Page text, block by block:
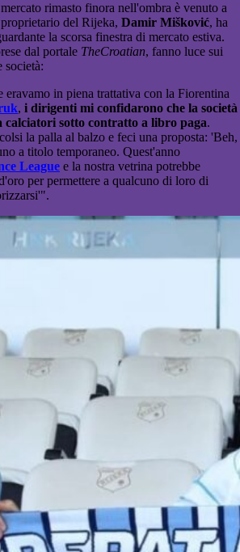
rimasto finora nell'ombra è venuto a
del Rijeka, Damir Mišković, ha
la scorsa finestra di mercato estiva.
dal portale TheCroatian, fanno luce sui
società:
eravamo in piena trattativa con la Fiorentina
, i dirigenti mi confidarono che la società
calciatori sotto contratto a libro paga.
la palla al balzo e feci una proposta: 'Beh,
a titolo temporaneo. Quest'anno
League e la nostra vetrina potrebbe
per permettere a qualcuno di loro di